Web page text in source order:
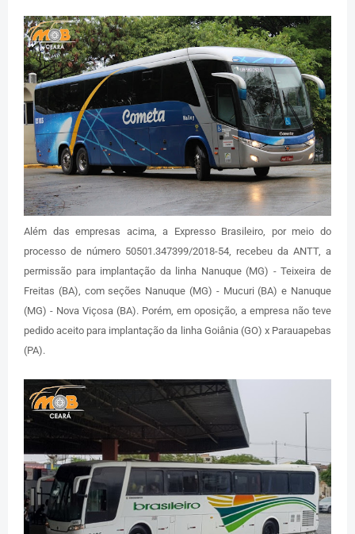
Além das empresas acima, a Expresso Brasileiro, por meio do
processo de número 50501.347399/2018-54, recebeu da ANTT, a
permissão para implantação da linha Nanuque (MG) - Teixeira de
Freitas (BA), com seções Nanuque (MG) - Mucuri (BA) e Nanuque
(MG) - Nova Viçosa (BA). Porém, em oposição, a empresa não teve
pedido aceito para implantação da linha Goiânia (GO) x Parauapebas
(PA).